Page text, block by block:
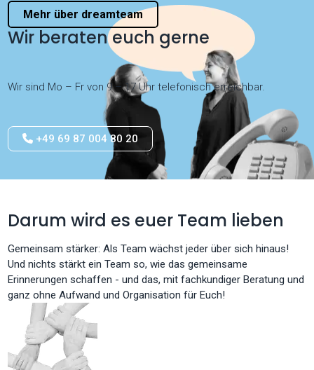
Mehr über dreamteam
Wir beraten euch gerne
Wir sind Mo – Fr von 9 – 17 Uhr telefonisch erreichbar.
+49 69 87 004 80 20
Darum wird es euer Team lieben
Gemeinsam stärker: Als Team wächst jeder über sich hinaus!
Und nichts stärkt ein Team so, wie das gemeinsame
Erinnerungen schaffen - und das, mit fachkundiger Beratung und
ganz ohne Aufwand und Organisation für Euch!